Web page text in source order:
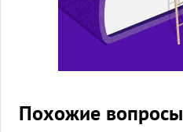
Похожие вопросы